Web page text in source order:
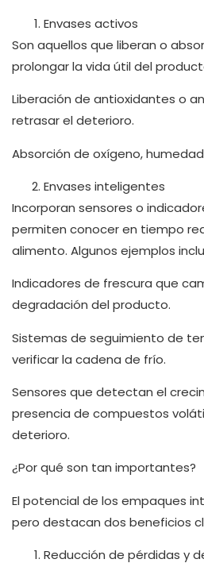
Envases activos
Son aquellos que liberan o
prolongar la vida útil del
Liberación de antioxidantes o
retrasar el deterioro.
Absorción de oxígeno,
Envases inteligentes
Incorporan sensores o
permiten conocer en tiempo
alimento. Algunos ejemplos
Indicadores de frescura que
degradación del producto.
Sistemas de seguimiento de
verificar la cadena de frío.
Sensores que detectan el
presencia de compuestos
deterioro.
¿Por qué son tan importantes?
El potencial de los empaques
pero destacan dos beneficios
Reducción de pérdidas y